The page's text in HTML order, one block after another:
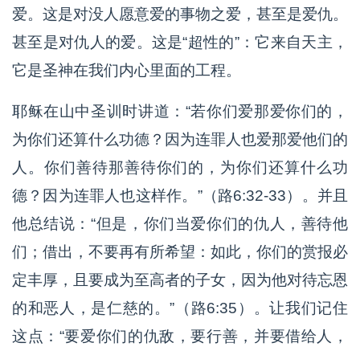
爱。这是对没人愿意爱的事物之爱，甚至是爱仇。
甚至是对仇人的爱。这是“超性的”：它来自天主，
它是圣神在我们内心里面的工程。
耶稣在山中圣训时讲道：“若你们爱那爱你们的，
为你们还算什么功德？因为连罪人也爱那爱他们的
人。你们善待那善待你们的，为你们还算什么功
德？因为连罪人也这样作。”（路6:32-33）。并且
他总结说：“但是，你们当爱你们的仇人，善待他
们；借出，不要再有所希望：如此，你们的赏报必
定丰厚，且要成为至高者的子女，因为他对待忘恩
的和恶人，是仁慈的。”（路6:35）。让我们记住
这点：“要爱你们的仇敌，要行善，并要借给人，